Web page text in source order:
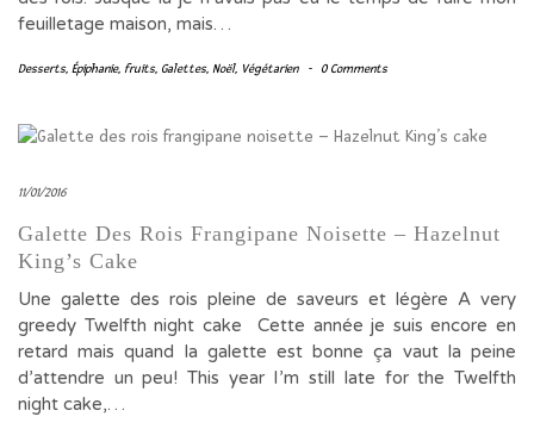
feuilletage maison, mais…
Desserts, Épiphanie, fruits, Galettes, Noël, Végétarien - 0 Comments
11/01/2016
Galette Des Rois Frangipane Noisette – Hazelnut
King’s Cake
Une galette des rois pleine de saveurs et légère A very
greedy Twelfth night cake Cette année je suis encore en
retard mais quand la galette est bonne ça vaut la peine
d’attendre un peu! This year I’m still late for the Twelfth
night cake,…